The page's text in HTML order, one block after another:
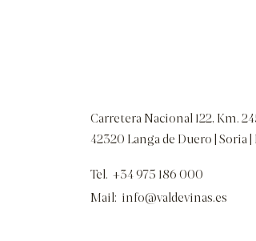
Carretera Nacional 122, Km.
42320 Langa de Duero | Soria |
Tel. +34 975 186 000
Mail: info@valdevinas.es